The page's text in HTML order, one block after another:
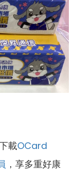
載OCard
，享多重好康